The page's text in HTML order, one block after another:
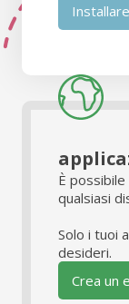
Installare
È
qualsiasi
Solo i tuoi
desideri.
Crea un